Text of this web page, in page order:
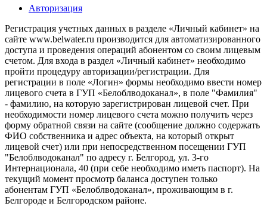
Авторизация
Регистрация учетных данных в разделе «Личный кабинет» на
сайте www.belwater.ru производится для автоматизированного
доступа и проведения операций абонентом со своим лицевым
счетом. Для входа в раздел «Личный кабинет» необходимо
пройти процедуру авторизации/регистрации. Для
регистрации в поле «Логин» формы необходимо ввести номер
лицевого счета в ГУП «Белоблводоканал», в поле "Фамилия"
- фамилию, на которую зарегистрирован лицевой счет. При
необходимости номер лицевого счета можно получить через
форму обратной связи на сайте (сообщение должно содержать
ФИО собственника и адрес объекта, на который открыт
лицевой счет) или при непосредственном посещении ГУП
"Белоблводоканал" по адресу г. Белгород, ул. 3-го
Интернационала, 40 (при себе необходимо иметь паспорт). На
текущий момент просмотр баланса доступен только
абонентам ГУП «Белоблводоканал», проживающим в г.
Белгороде и Белгородском районе.